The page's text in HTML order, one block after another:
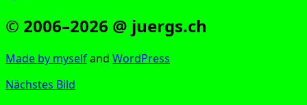
© 2006–2026 @ juergs.ch
Made by mys­elfand Word­Press
Nächstes Bild